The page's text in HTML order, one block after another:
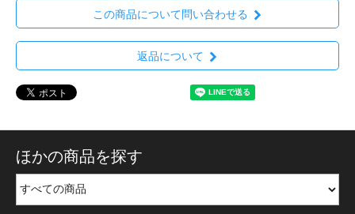
この商品について問い合わせる
返品について
ほかの商品を探す